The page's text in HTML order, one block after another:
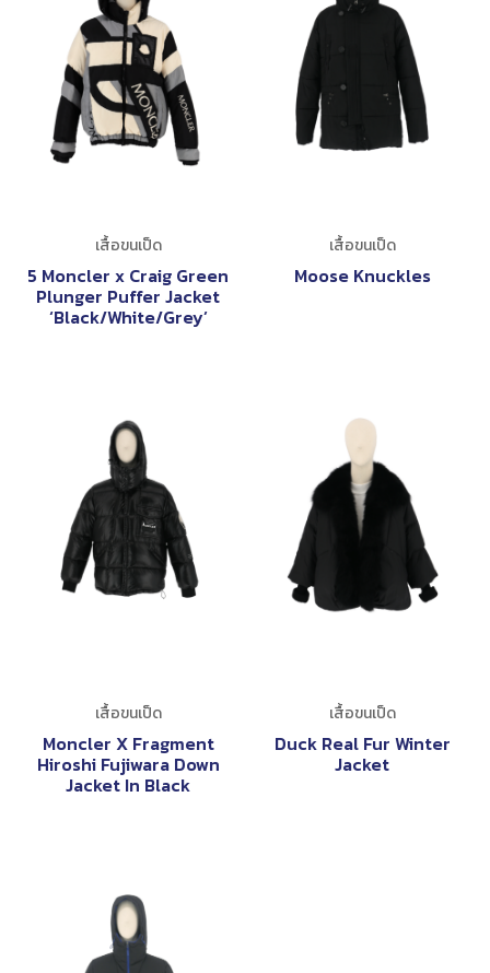
เสื้อขนเป็ด
5 Moncler x Craig Green
Plunger Puffer Jacket
‘Black/White/Grey’
เสื้อขนเป็ด
Moose Knuckles
เสื้อขนเป็ด
Moncler X Fragment
Hiroshi Fujiwara Down
Jacket In Black
เสื้อขนเป็ด
Duck Real Fur Winter
Jacket